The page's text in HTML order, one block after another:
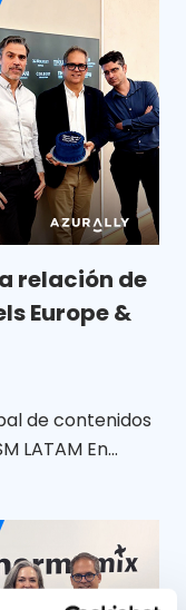
relación de
Europe &
de contenidos
LATAM En
Hoteles) una
ha ido mucho
convertirse